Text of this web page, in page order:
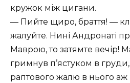
кружок між цигани.
— Пийте щиро, браття! —
жалуйте. Нині Андронаті
Маврою, то затямте вечір!
гримнув п’ястуком в
раптового жалю в нього